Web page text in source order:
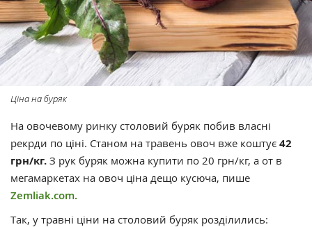
Ціна на буряк
На овочевому ринку столовий буряк побив власні
рекрди по ціні. Станом на травень овоч вже коштує 42
грн/кг. З рук буряк можна купити по 20 грн/кг, а от в
мегамаркетах на овоч ціна дещо кусюча, пише
Zemliak.com.
Так, у травні ціни на столовий буряк розділились: